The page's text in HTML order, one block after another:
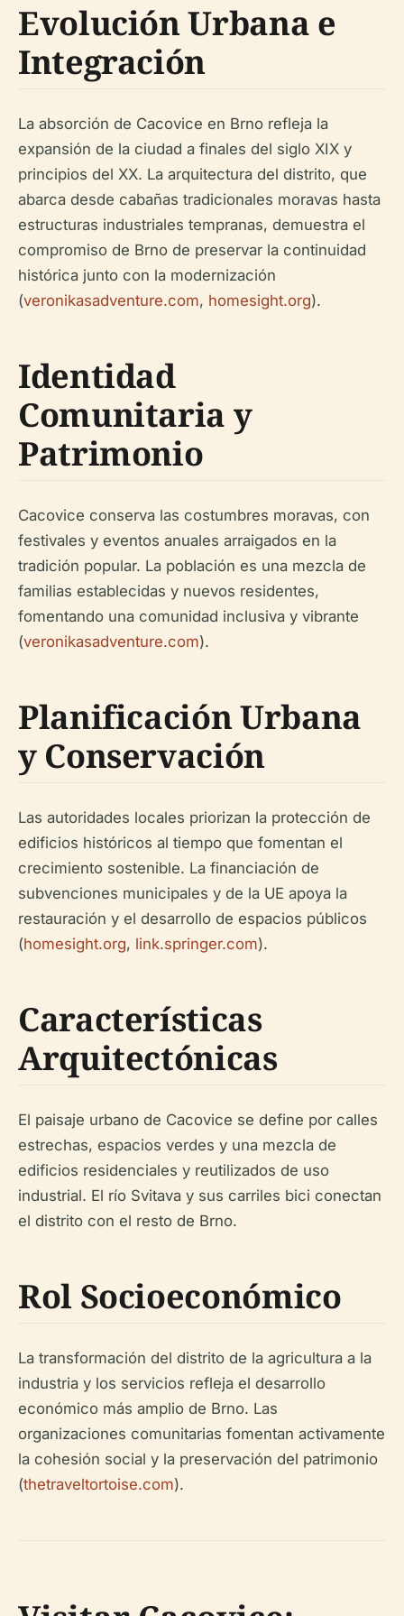
Evolución Urbana e
Integración
La absorción de Cacovice en Brno refleja la
expansión de la ciudad a finales del siglo XIX y
principios del XX. La arquitectura del distrito, que
abarca desde cabañas tradicionales moravas hasta
estructuras industriales tempranas, demuestra el
compromiso de Brno de preservar la continuidad
histórica junto con la modernización
(veronikasadventure.com, homesight.org).
Identidad
Comunitaria y
Patrimonio
Cacovice conserva las costumbres moravas, con
festivales y eventos anuales arraigados en la
tradición popular. La población es una mezcla de
familias establecidas y nuevos residentes,
fomentando una comunidad inclusiva y vibrante
(veronikasadventure.com).
Planificación Urbana
y Conservación
Las autoridades locales priorizan la protección de
edificios históricos al tiempo que fomentan el
crecimiento sostenible. La financiación de
subvenciones municipales y de la UE apoya la
restauración y el desarrollo de espacios públicos
(homesight.org, link.springer.com).
Características
Arquitectónicas
El paisaje urbano de Cacovice se define por calles
estrechas, espacios verdes y una mezcla de
edificios residenciales y reutilizados de uso
industrial. El río Svitava y sus carriles bici conectan
el distrito con el resto de Brno.
Rol Socioeconómico
La transformación del distrito de la agricultura a la
industria y los servicios refleja el desarrollo
económico más amplio de Brno. Las
organizaciones comunitarias fomentan activamente
la cohesión social y la preservación del patrimonio
(thetraveltortoise.com).